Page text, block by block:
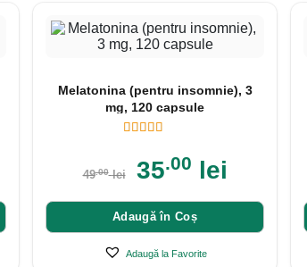
Melatonina (pentru insomnie), 3
mg, 120 capsule
49.00 lei 35.00 lei
Adaugă în Coș
Adaugă la Favorite